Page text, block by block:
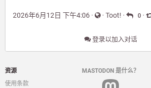
2026年6月12日 下午4:06 · · Toot! · 0 ·
登录以加入对话
资源
使用条款
MASTODON 是什么？